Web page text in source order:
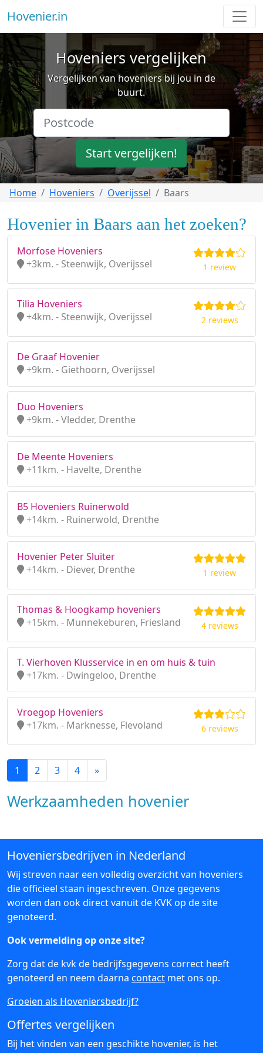
Hovenier.in
Hoveniers vergelijken
Vergelijken van hoveniers bij jou in de
buurt.
Start vergelijken!
Home Hoveniers Overijssel Baars
Hovenier in Baars aan het zoeken?
Morfose Hoveniers
+3km. - Steenwijk, Overijssel
1 review
Tilia Hoveniers
+4km. - Steenwijk, Overijssel
2 reviews
De Graaf Hovenier
+9km. - Giethoorn, Overijssel
Duo Hoveniers
+9km. - Vledder, Drenthe
De Meente Hoveniers
+11km. - Havelte, Drenthe
B5 Hoveniers Ruinerwold
+14km. - Ruinerwold, Drenthe
Hovenier Peter Sluiter
+14km. - Diever, Drenthe
1 review
Thomas & Hoogkamp hoveniers
+15km. - Munnekeburen, Friesland
4 reviews
T. Vierhoven Klusservice in en om huis & tuin
+17km. - Dwingeloo, Drenthe
Vroegop Hoveniers
+17km. - Marknesse, Flevoland
6 reviews
1 2 3 4 »
Werkzaamheden hovenier
Hoveniersbedrijven in Nederland
Wij streven naar een volledig overzicht van hoveniers
die officieel staan ingeschreven. Onze gegevens
worden dan ook direct vanuit de KVK op de site
genoteerd.
Ook vermelding op onze site?
Zorg dat de kvk de bedrijfsgegevens correct heeft
genoteerd en neem daarna contact met ons op.
Groeien als Hoveniersbedrijf?
Offertes vergelijken
Bij het vinden van een geschikte hovenier, is het